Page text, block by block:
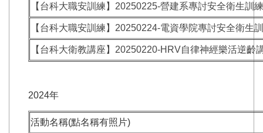
【台科大職安訓練】20250225-營建系專討安全衛生訓練
【台科大職安訓練】20250224-電資學院專討安全衛生
【台科大衛教講座】20250220-HRV自律神經樂活逆齡
2024年
活動名稱(點名稱有照片)